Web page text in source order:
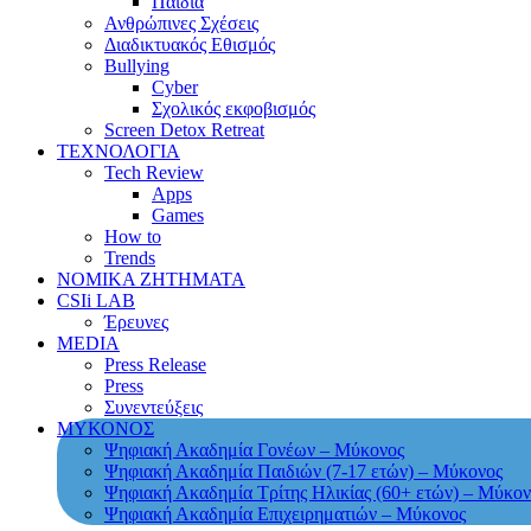
Ανθρώπινες Σχέσεις
Διαδικτυακός Εθισμός
Bullying
Cyber
Σχολικός εκφοβισμός
Screen Detox Retreat
ΤΕΧΝΟΛΟΓΙΑ
Tech Review
Apps
Games
How to
Trends
ΝΟΜΙΚΑ ΖΗΤΗΜΑΤΑ
CSIi LAB
Έρευνες
MEDIA
Press Release
Press
Συνεντεύξεις
ΜΥΚΟΝΟΣ
Ψηφιακή Ακαδημία Γονέων – Μύκονος
Ψηφιακή Ακαδημία Παιδιών (7-17 ετών) – Μύκονος
Ψηφιακή Ακαδημία Τρίτης Ηλικίας (60+ ετών) –
Ψηφιακή Ακαδημία Επιχειρηματιών – Μύκονος